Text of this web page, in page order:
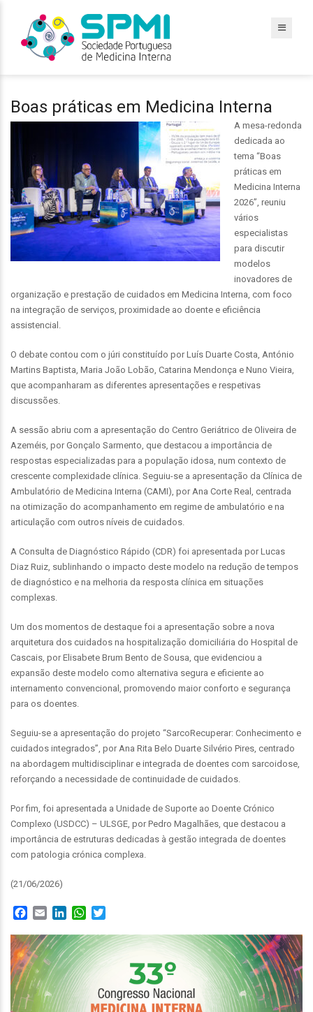
Boas práticas em Medicina Interna
A mesa-redonda
dedicada ao
tema “Boas
práticas em
Medicina Interna
2026”, reuniu
vários
especialistas
para discutir
modelos
inovadores de
organização e prestação de cuidados em Medicina Interna, com foco
na integração de serviços, proximidade ao doente e eficiência
assistencial.
O debate contou com o júri constituído por Luís Duarte Costa, António
Martins Baptista, Maria João Lobão, Catarina Mendonça e Nuno Vieira,
que acompanharam as diferentes apresentações e respetivas
discussões.
A sessão abriu com a apresentação do Centro Geriátrico de Oliveira de
Azeméis, por Gonçalo Sarmento, que destacou a importância de
respostas especializadas para a população idosa, num contexto de
crescente complexidade clínica. Seguiu-se a apresentação da Clínica de
Ambulatório de Medicina Interna (CAMI), por Ana Corte Real, centrada
na otimização do acompanhamento em regime de ambulatório e na
articulação com outros níveis de cuidados.
A Consulta de Diagnóstico Rápido (CDR) foi apresentada por Lucas
Diaz Ruiz, sublinhando o impacto deste modelo na redução de tempos
de diagnóstico e na melhoria da resposta clínica em situações
complexas.
Um dos momentos de destaque foi a apresentação sobre a nova
arquitetura dos cuidados na hospitalização domiciliária do Hospital de
Cascais, por Elisabete Brum Bento de Sousa, que evidenciou a
expansão deste modelo como alternativa segura e eficiente ao
internamento convencional, promovendo maior conforto e segurança
para os doentes.
Seguiu-se a apresentação do projeto “SarcoRecuperar: Conhecimento e
cuidados integrados”, por Ana Rita Belo Duarte Silvério Pires, centrado
na abordagem multidisciplinar e integrada de doentes com sarcoidose,
reforçando a necessidade de continuidade de cuidados.
Por fim, foi apresentada a Unidade de Suporte ao Doente Crónico
Complexo (USDCC) – ULSGE, por Pedro Magalhães, que destacou a
importância de estruturas dedicadas à gestão integrada de doentes
com patologia crónica complexa.
(21/06/2026)
Facebook
Email LinkedInWhatsApp